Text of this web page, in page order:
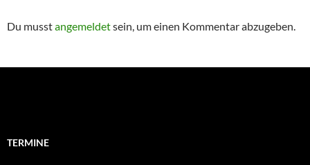
Du musstangemeldetsein, um einen Kommentar abzugeben.
TERMINE